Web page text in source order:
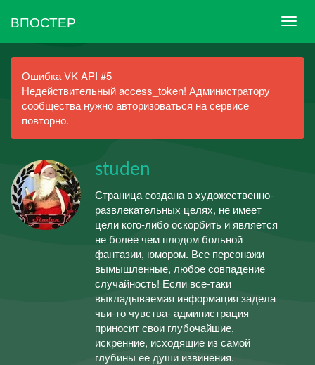
ВПОСТЕР
Ошибка VK API #5
Недействительный access_token! Администратору
сообщества нужно авторизоваться на сервисе
повторно.
studen
Страница создана в художественно-
развлекательных целях, не имеет
цели кого-либо оскорбить и является
не более чем плодом больной
фантазии, юмором. Все персонажи
вымышленные, любое совпадение
случайность! Если все-таки
выкладываемая информация задела
чьи-то чувства- администрация
приносит свои глубочайшие,
искренние, исходящие из самой
глубины ее души извинения.